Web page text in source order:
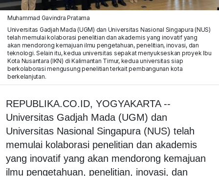
Muhammad Gavindra Pratama
Universitas Gadjah Mada (UGM) dan Universitas Nasional Singapura (NUS)
telah memulai kolaborasi penelitian dan akademis yang inovatif yang
akan mendorong kemajuan ilmu pengetahuan, penelitian, inovasi, dan
teknologi. Selain itu, kedua universitas sepakat menyukseskan proyek Ibu
Kota Nusantara (IKN) di Kalimantan Timur, kedua universitas siap
berkolaborasi mengusung penelitian terkait pembangunan kota
berkelanjutan.
REPUBLIKA.CO.ID, YOGYAKARTA --
Universitas Gadjah Mada (UGM) dan
Universitas Nasional Singapura (NUS) telah
memulai kolaborasi penelitian dan akademis
yang inovatif yang akan mendorong kemajuan
ilmu pengetahuan, penelitian, inovasi, dan